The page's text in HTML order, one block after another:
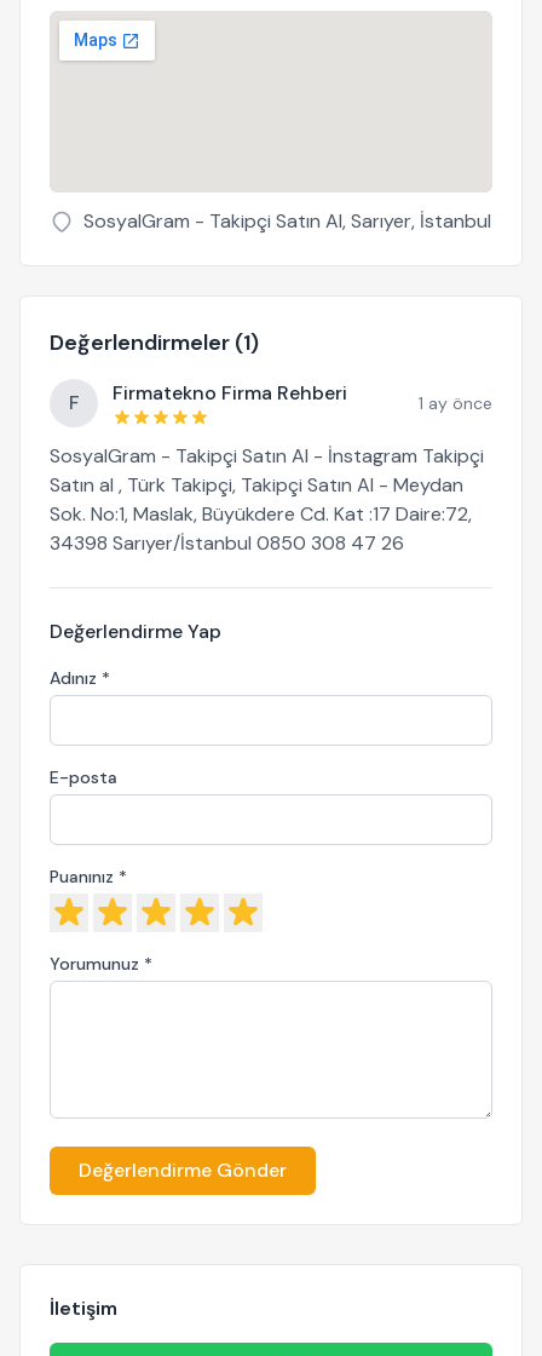
SosyalGram - Takipçi Satın Al, Sarıyer, İstanbul
Değerlendirmeler (1)
F Firmatekno Firma Rehberi 1 ay önce
SosyalGram - Takipçi Satın Al - İnstagram Takipçi
Satın al , Türk Takipçi, Takipçi Satın Al - Meydan
Sok. No:1, Maslak, Büyükdere Cd. Kat :17 Daire:72,
34398 Sarıyer/İstanbul 0850 308 47 26
Değerlendirme Yap
Adınız *
E-posta
Puanınız *
Yorumunuz *
Değerlendirme Gönder
İletişim